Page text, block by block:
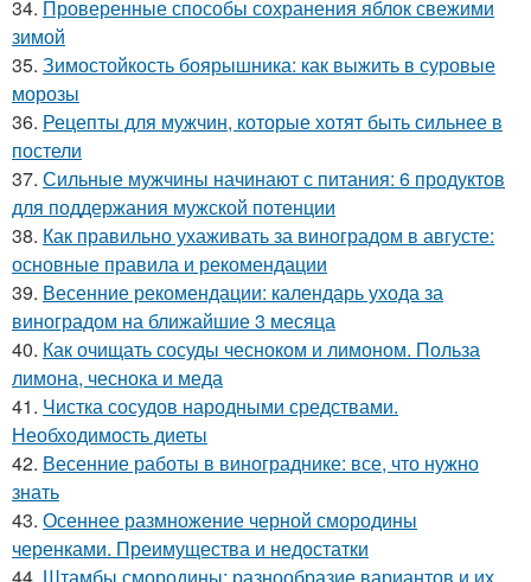
34. Проверенные способы сохранения яблок свежими
зимой
35. Зимостойкость боярышника: как выжить в суровые
морозы
36. Рецепты для мужчин, которые хотят быть сильнее в
постели
37. Сильные мужчины начинают с питания: 6 продуктов
для поддержания мужской потенции
38. Как правильно ухаживать за виноградом в августе:
основные правила и рекомендации
39. Весенние рекомендации: календарь ухода за
виноградом на ближайшие 3 месяца
40. Как очищать сосуды чесноком и лимоном. Польза
лимона, чеснока и меда
41. Чистка сосудов народными средствами.
Необходимость диеты
42. Весенние работы в винограднике: все, что нужно
знать
43. Осеннее размножение черной смородины
черенками. Преимущества и недостатки